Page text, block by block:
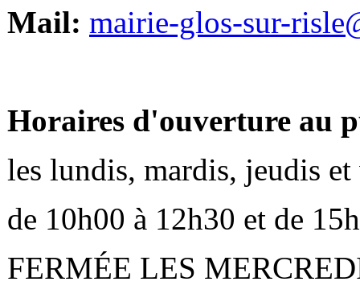
Mail: mairie-glos-sur-
Horaires d'ouverture au
les lundis, mardis, jeudis et
de 10h00 à 12h30 et de
FERMÉE LES